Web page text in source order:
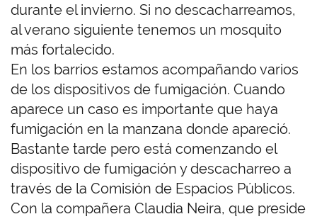
durante el invierno. Si no descacharreamos,
al verano siguiente tenemos un mosquito
más fortalecido.
En los barrios estamos acompañando varios
de los dispositivos de fumigación. Cuando
aparece un caso es importante que haya
fumigación en la manzana donde apareció.
Bastante tarde pero está comenzando el
dispositivo de fumigación y descacharreo a
través de la Comisión de Espacios Públicos.
Con la compañera Claudia Neira, que preside